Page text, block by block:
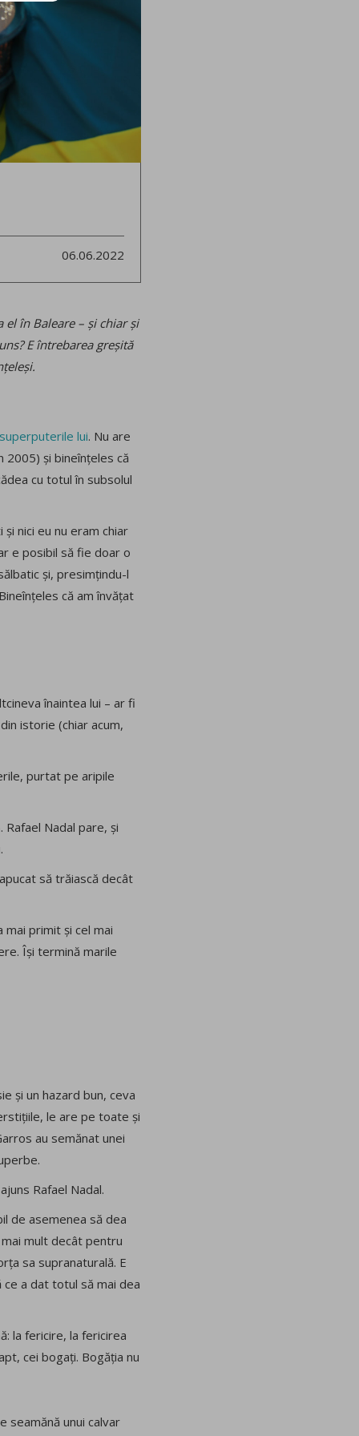
06.06.2022
el în Baleare – și chiar și
E întrebarea greșită
lui. Nu are
2005) și bineînțeles că
cu totul în subsolul
nici eu nu eram chiar
e posibil să fie doar o
și, presimțindu-l
că am învățat
înaintea lui – ar fi
istorie (chiar acum,
purtat pe aripile
Rafael Nadal pare, și
să trăiască decât
primit și cel mai
Își termină marile
și un hazard bun, ceva
le are pe toate și
au semănat unei
Rafael Nadal.
de asemenea să dea
mult decât pentru
sa supranaturală. E
a dat totul să mai dea
la fericire, la fericirea
cei bogați. Bogăția nu
seamănă unui calvar